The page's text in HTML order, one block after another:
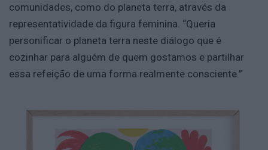
comunidades, como do planeta terra, através da
representatividade da figura feminina. “Queria
personificar o planeta terra neste diálogo que é
cozinhar para alguém de quem gostamos e partilhar
essa refeição de uma forma realmente consciente.”